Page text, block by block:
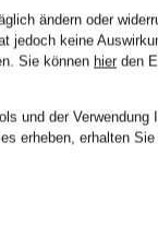
&
ändern oder
jedoch keine
Sie können hier den
und der Verwendung
erheben, erhalten